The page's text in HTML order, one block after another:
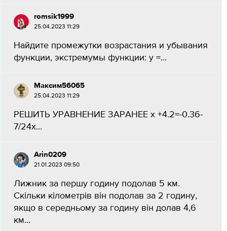
romsik1999
25.04.2023 11:29
Найдите промежутки возрастания и убывания
функции, экстремумы функции: y =...
Максим56065
25.04.2023 11:29
РЕШИТЬ УРАВНЕНИЕ ЗАРАНЕЕ х +4.2=-0.36-
7/24х...
Arin0209
21.01.2023 09:50
Лижник за першу годину подолав 5 км.
Скільки кілометрів він подолав за 2 годину,
якщо в середньому за годину він долав 4,6
км​...